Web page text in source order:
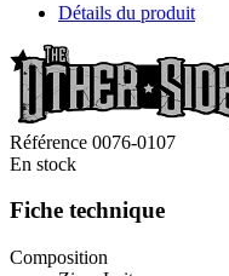
Détails du produit
Référence 0076-0107
En stock
Fiche technique
Composition